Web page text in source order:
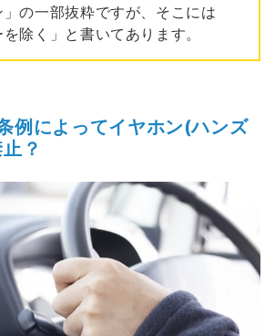
の一部抜粋ですが、そこには
を除く」と書いてあります。
例によってイヤホン(ハンズ
？